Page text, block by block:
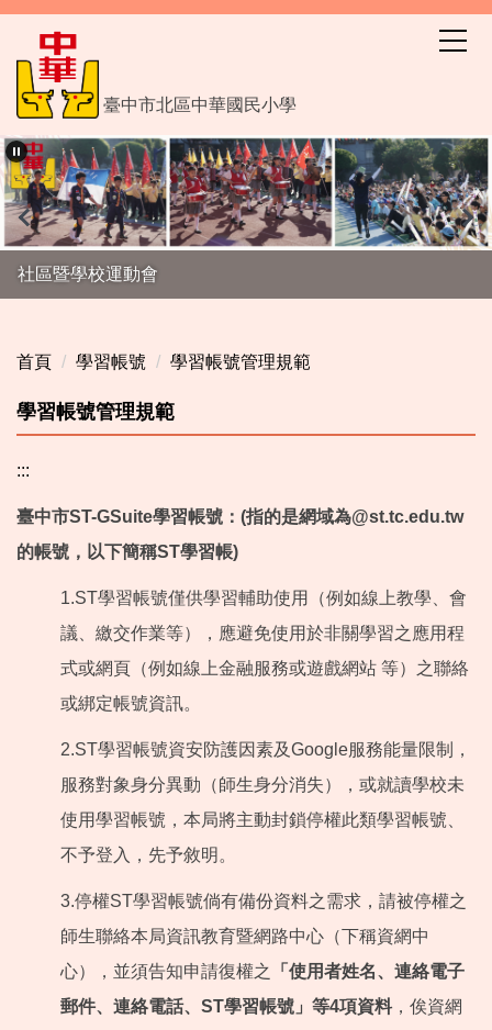
跳
要
內
容
區
臺中市北區中華國民小學
社區暨學校運動會
首頁 學習帳號 學習帳號管理規範
學習帳號管理規範
:::
臺中市ST-GSuite學習帳號：(指的是網域為@st.tc.edu.tw
的帳號，以下簡稱ST學習帳)
1.ST學習帳號僅供學習輔助使用（例如線上教學、會
議、繳交作業等），應避免使用於非關學習之應用程
式或網頁（例如線上金融服務或遊戲網站 等）之聯絡
或綁定帳號資訊。
2.ST學習帳號資安防護因素及Google服務能量限制，
服務對象身分異動（師生身分消失），或就讀學校未
使用學習帳號，本局將主動封鎖停權此類學習帳號、
不予登入，先予敘明。
3.停權ST學習帳號倘有備份資料之需求，請被停權之
師生聯絡本局資訊教育暨網路中心（下稱資網中
心），並須告知申請復權之
「使用者姓名、連絡電子
郵件、連絡電話、ST學習帳號」等4項資料，俟資網